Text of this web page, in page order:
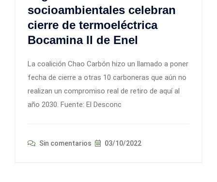
socioambientales celebran
cierre de termoeléctrica
Bocamina II de Enel
La coalición Chao Carbón hizo un llamado a poner
fecha de cierre a otras 10 carboneras que aún no
realizan un compromiso real de retiro de aquí al
año 2030. Fuente: El Desconc
Sin comentarios 03/10/2022